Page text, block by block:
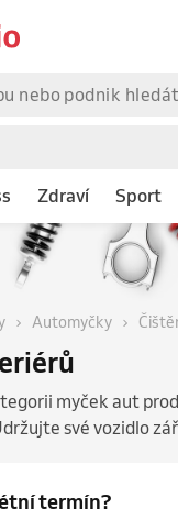
Zdraví Sport
Automyčky
myček aut
své vozidlo
termín?